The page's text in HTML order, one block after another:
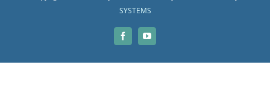
SYSTEMS
FacebookYouTube